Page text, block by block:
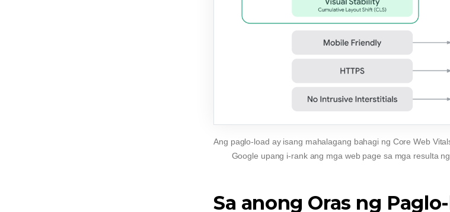
Ang paglo-load ay isang mahalagang bahagi ng Core Web
Google upang i-rank ang mga web page sa mga resulta
Sa anong Oras ng